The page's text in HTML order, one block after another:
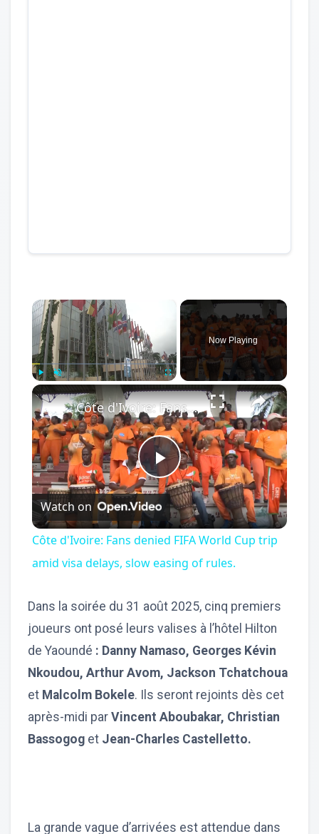
Now Playing
×
Play
Video
Côte d'Ivoire: Fans denied FIFA World Cup trip amid visa delays, slow easing of rules.
Watch on
Côte d'Ivoire: Fans denied FIFA World Cup trip
amid visa delays, slow easing of rules.
Dans la soirée du 31 août 2025, cinq premiers
joueurs ont posé leurs valises à l’hôtel Hilton
de Yaoundé : Danny Namaso, Georges Kévin
Nkoudou, Arthur Avom, Jackson Tchatchoua
et Malcolm Bokele. Ils seront rejoints dès cet
après-midi par Vincent Aboubakar, Christian
Bassogog et Jean-Charles Castelletto.
La grande vague d’arrivées est attendue dans